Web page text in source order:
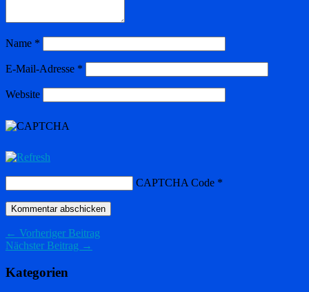
Name *
E-Mail-Adresse *
Website
CAPTCHA Code *
← Vorheriger Beitrag
Nächster Beitrag →
Kategorien